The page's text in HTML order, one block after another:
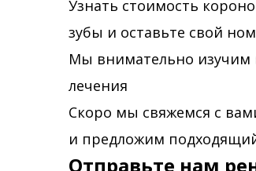
Узнать стоимость
зубы и оставьте свой
Мы внимательно изучим
лечения
Скоро мы свяжемся с
и предложим
Отправьте нам